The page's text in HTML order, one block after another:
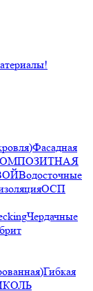
Фасадная
Водосточные
ОСП
Чердачные
Гибкая